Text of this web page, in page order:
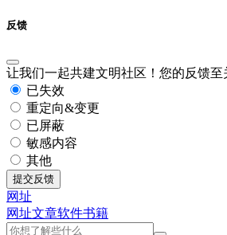
反馈
让我们一起共建文明社区！您的反馈至
已失效
重定向&变更
已屏蔽
敏感内容
其他
提交反馈
网址
网址文章软件书籍